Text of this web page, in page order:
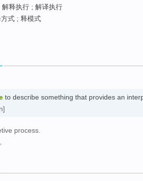
解释执行 ; 解译执行
式 ; 释模式
to describe something that provides an
process.